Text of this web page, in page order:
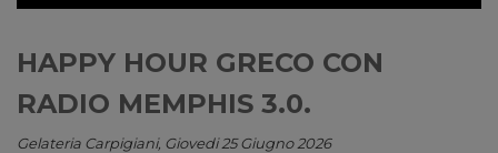
HAPPY HOUR GRECO CON
RADIO MEMPHIS 3.0.
Gelateria Carpigiani, Giovedi 25 Giugno 2026